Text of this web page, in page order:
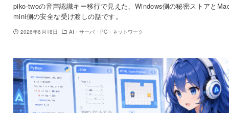
piko-twoの音声認識キー移行で見えた、Windows側の秘密ストアと
mini側の安全な受け渡しの話です。
2026年6月18日 AI・サーバ・PC・ネットワーク